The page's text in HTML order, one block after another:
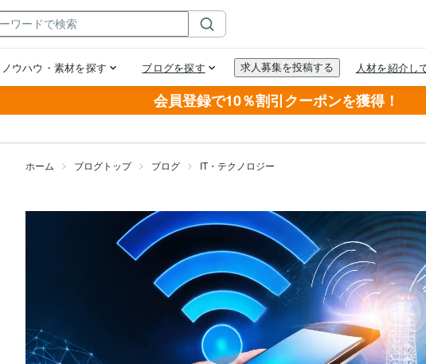
会員登録で10％割引クーポンを獲得！
ホーム ブログトップ ブログ IT・テクノロジー